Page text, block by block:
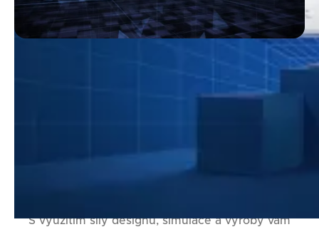
naučitelným a výkonným 3D
softwarem, který vás provede celým vývojovým
S využitím síly designu, simulace a výroby vám